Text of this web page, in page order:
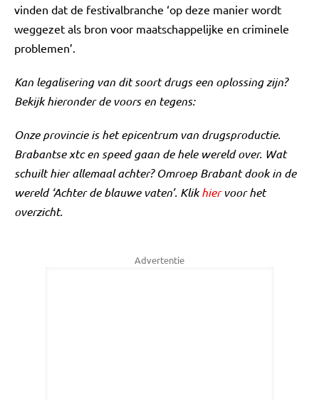
vinden dat de festivalbranche ‘op deze manier wordt
weggezet als bron voor maatschappelijke en criminele
problemen’.
Kan legalisering van dit soort drugs een oplossing zijn?
Bekijk hieronder de voors en tegens:
Onze provincie is het epicentrum van drugsproductie.
Brabantse xtc en speed gaan de hele wereld over. Wat
schuilt hier allemaal achter? Omroep Brabant dook in de
wereld ‘Achter de blauwe vaten’. Klikhiervoor het
overzicht.
Advertentie